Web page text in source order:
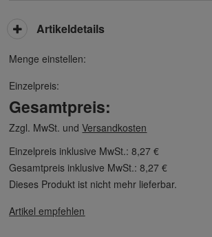
Menge einstellen:
Einzelpreis:
Gesamtpreis:
Zzgl. MwSt. undVersandkosten
Einzelpreis inklusive MwSt.:8,27 €
Gesamtpreis inklusive MwSt.:8,27 €
Dieses Produkt ist nicht mehr lieferbar.
Artikel empfehlen
Artikeldetails